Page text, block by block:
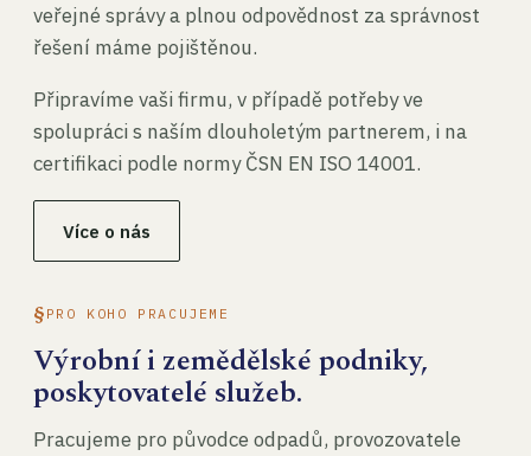
veřejné správy a plnou odpovědnost za správnost
řešení máme pojištěnou.
Připravíme vaši firmu, v případě potřeby ve
spolupráci s naším dlouholetým partnerem, i na
certifikaci podle normy ČSN EN ISO 14001.
Více o nás
PRO KOHO PRACUJEME
Výrobní i zemědělské podniky,
poskytovatelé služeb.
Pracujeme pro původce odpadů, provozovatele